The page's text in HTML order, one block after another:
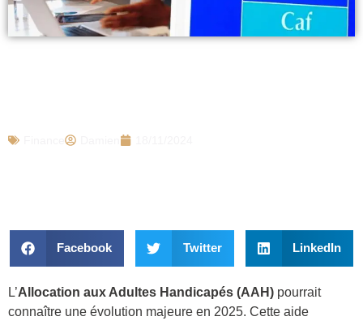
Facebook Twitter LinkedIn
L’Allocation aux Adultes Handicapés (AAH) pourrait
connaître une évolution majeure en 2025. Cette aide